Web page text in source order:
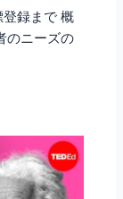
録まで 概
のニーズの